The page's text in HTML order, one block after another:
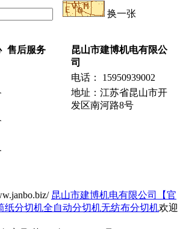
换一张
售后服务
昆山市建博机电有限公
司
电话： 15950939002
地址：江苏省昆山市开
发区南河路8号
昆山市建博机电有限公司【官
纸分切机全自动分切机无纺布分切机欢迎